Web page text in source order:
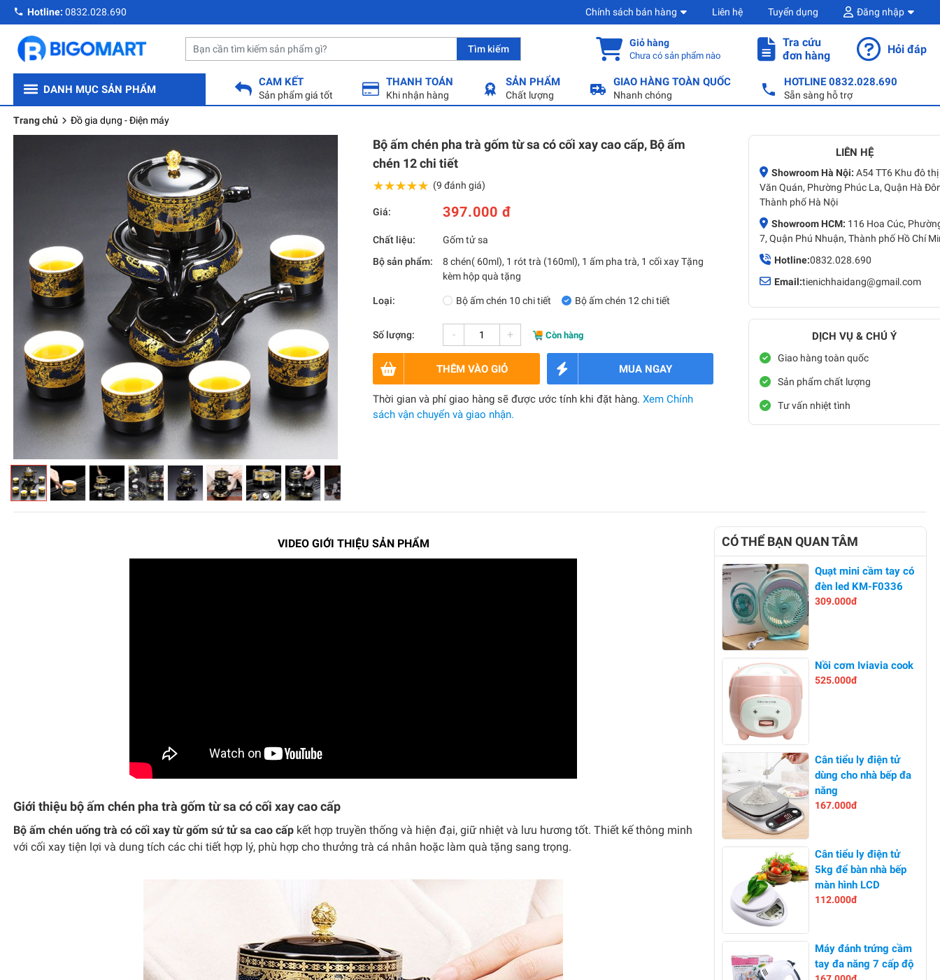
Hotline: 0832.028.690 Chính sách bán hàng Liên hệ Tuyển dụng Đăng nhập
Tìm kiếm
Giỏ hàng
Chưa có sản phẩm nào
Tra cứu
đơn hàng
Hỏi đáp
DANH MỤC SẢN PHẨM
CAM KẾT
Sản phẩm giá tốt
THANH TOÁN
Khi nhận hàng
SẢN PHẨM
Chất lượng
GIAO HÀNG TOÀN QUỐC
Nhanh chóng
HOTLINE 0832.028.690
Sẵn sàng hỗ trợ
Trang chủ Đồ gia dụng - Điện máy
Bộ ấm chén pha trà gốm từ sa có cối xay cao cấp, Bộ ấm
chén 12 chi tiết
★★★★★
★★★★★ (9 đánh giá)
Giá: 397.000 đ
Chất liệu:
Gốm tử sa
Bộ sản phẩm:
8 chén( 60ml), 1 rót trà (160ml), 1 ấm pha trà, 1 cối xay Tặng
kèm hộp quà tặng
Loại: Bộ ấm chén 10 chi tiết Bộ ấm chén 12 chi tiết
Số lượng: - + Còn hàng
THÊM VÀO GIỎ MUA NGAY
Thời gian và phí giao hàng sẽ được ước tính khi đặt hàng.Xem Chính
sách vận chuyển và giao nhận.
LIÊN HỆ
Showroom Hà Nội: A54 TT6 Khu đô thị
Văn Quán, Phường Phúc La, Quận Hà
Thành phố Hà Nội
Showroom HCM: 116 Hoa Cúc,
7, Quận Phú Nhuận, Thành phố Hồ Chí
Hotline:0832.028.690
Email:tienichhaidang@gmail.com
DỊCH VỤ & CHÚ Ý
Giao hàng toàn quốc
Sản phẩm chất lượng
Tư vấn nhiệt tình
VIDEO GIỚI THIỆU SẢN PHẨM
Giới thiệu bộ ấm chén pha trà gốm từ sa có cối xay cao cấp
Bộ ấm chén uống trà có cối xay từ gốm sứ tử sa cao cấp kết hợp truyền thống và hiện đại, giữ nhiệt và lưu hương tốt. Thiết kế thông minh
với cối xay tiện lợi và dung tích các chi tiết hợp lý, phù hợp cho thưởng trà cá nhân hoặc làm quà tặng sang trọng.
CÓ THỂ BẠN QUAN TÂM
-0%
Quạt mini cầm tay có
đèn led KM-F0336
309.000đ
-0%
Nồi cơm Iviavia cook
525.000đ
-17%
Cân tiểu ly điện tử
dùng cho nhà bếp đa
năng
167.000đ
-0%
Cân tiểu ly điện tử
5kg để bàn nhà bếp
màn hình LCD
112.000đ
Máy đánh trứng cầm
tay đa năng 7 cấp độ